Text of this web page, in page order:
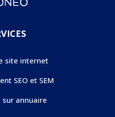
site internet
SEO et SEM
annuaire